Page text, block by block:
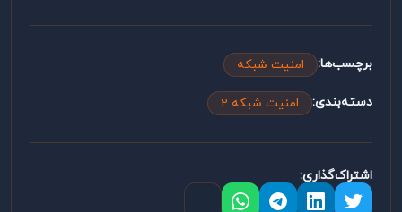
برچسب‌ها: امنیت شبکه
دسته‌بندی: امنیت شبکه 2
اشتراک‌گذاری: